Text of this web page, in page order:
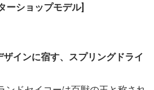
ーショップモデル]
インに宿す、スプリングドライ